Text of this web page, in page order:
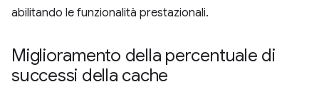
abilitando le funzionalità prestazionali.
Miglioramento della percentuale di
successi della cache